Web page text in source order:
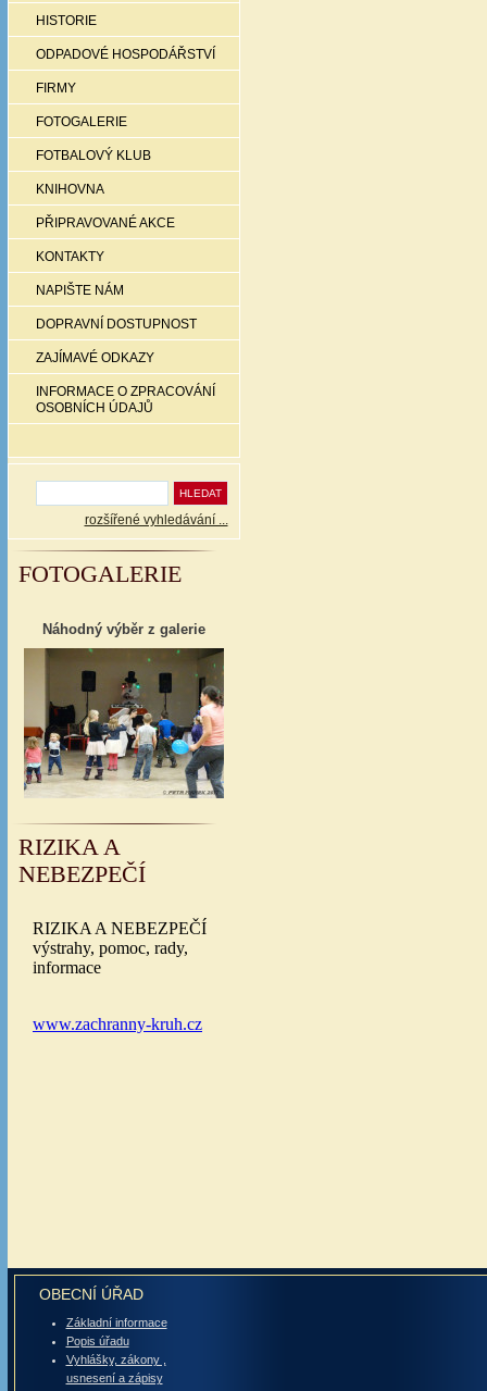
HISTORIE
ODPADOVÉ HOSPODÁŘSTVÍ
FIRMY
FOTOGALERIE
FOTBALOVÝ KLUB
KNIHOVNA
PŘIPRAVOVANÉ AKCE
KONTAKTY
NAPIŠTE NÁM
DOPRAVNÍ DOSTUPNOST
ZAJÍMAVÉ ODKAZY
INFORMACE O ZPRACOVÁNÍ
OSOBNÍCH ÚDAJŮ
rozšířené vyhledávání ...
FOTOGALERIE
Náhodný výběr z galerie
RIZIKA A
NEBEZPEČÍ
OBECNÍ ÚŘAD
Základní informace
Popis úřadu
Vyhlášky, zákony ,
usnesení a zápisy